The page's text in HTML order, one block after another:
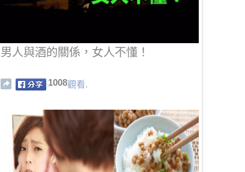
男人與酒的關係，女人不懂！
1008觀看.